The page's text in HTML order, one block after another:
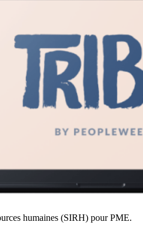
humaines (SIRH) pour PME.